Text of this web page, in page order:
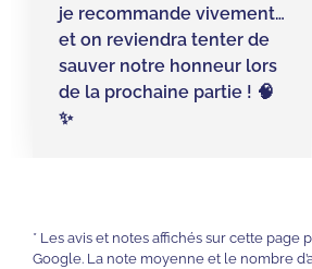
je recommande vivement…
et on reviendra tenter de
sauver notre honneur lors
de la prochaine partie ! 🧠
✨
* Les avis et notes affichés sur cette page
Google. La note moyenne et le nombre